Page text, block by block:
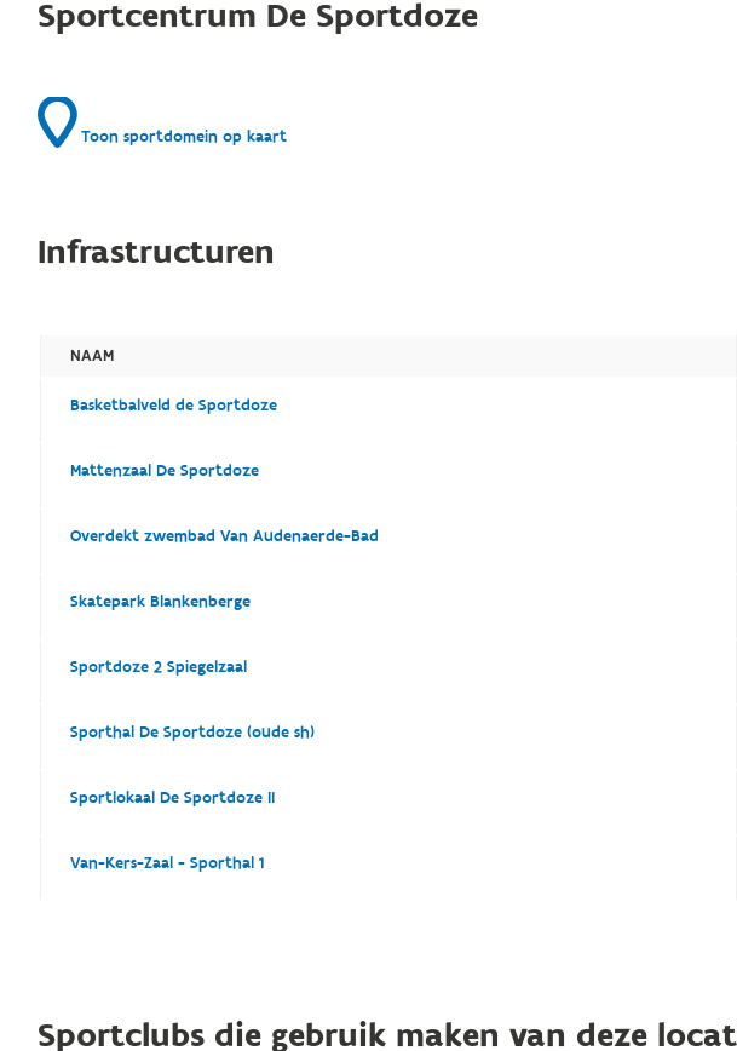
Sportcentrum De Sportdoze
Toon sportdomein op kaart
Infrastructuren
NAAM
Basketbalveld de Sportdoze
Mattenzaal De Sportdoze
Overdekt zwembad Van Audenaerde-Bad
Skatepark Blankenberge
Sportdoze 2 Spiegelzaal
Sporthal De Sportdoze (oude sh)
Sportlokaal De Sportdoze II
Van-Kers-Zaal - Sporthal 1
Sportclubs die gebruik maken van deze